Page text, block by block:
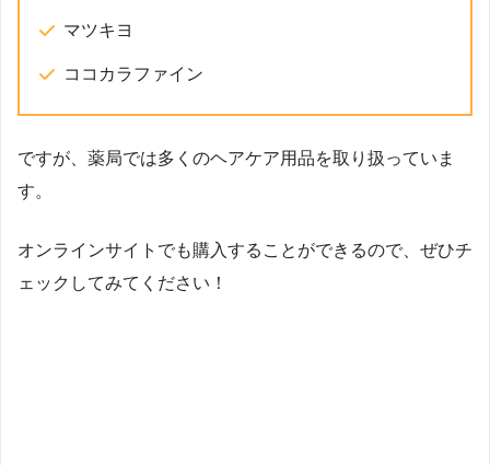
マツキヨ
ココカラファイン
ですが、薬局では多くのヘアケア用品を取り扱っていま
す。
オンラインサイトでも購入することができるので、ぜひチ
ェックしてみてください！